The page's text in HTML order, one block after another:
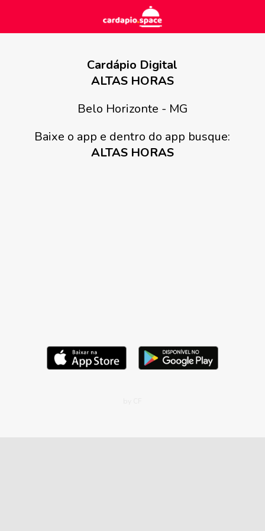
Cardápio Digital
ALTAS HORAS
Belo Horizonte - MG
Baixe o app e dentro do app busque:
ALTAS HORAS